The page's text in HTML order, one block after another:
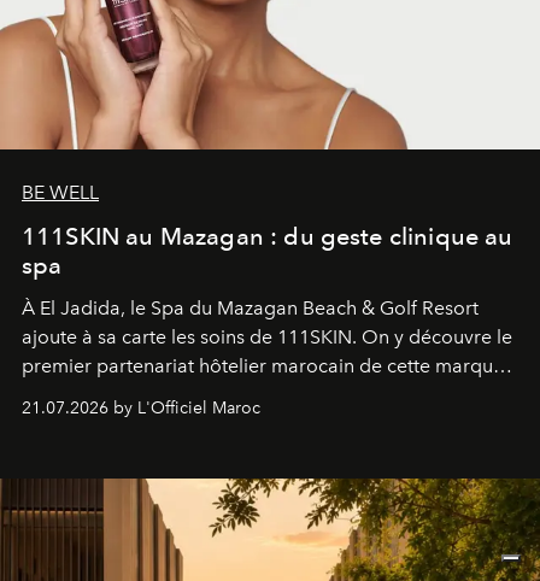
BE WELL
111SKIN au Mazagan : du geste clinique au
spa
À El Jadida, le Spa du Mazagan Beach & Golf Resort
ajoute à sa carte les soins de 111SKIN. On y découvre le
premier partenariat hôtelier marocain de cette marque
britannique, née dans un cabinet de chirurgie plastique
londonien et construite depuis autour d'un actif breveté,
21.07.2026 by L'Officiel Maroc